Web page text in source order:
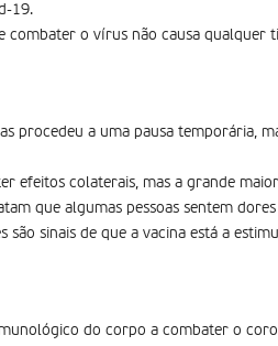
19.
o vírus não causa qualquer
procedeu a uma pausa temporária,
efeitos colaterais, mas a grande
que algumas pessoas sentem
sinais de que a vacina está a
do corpo a combater o